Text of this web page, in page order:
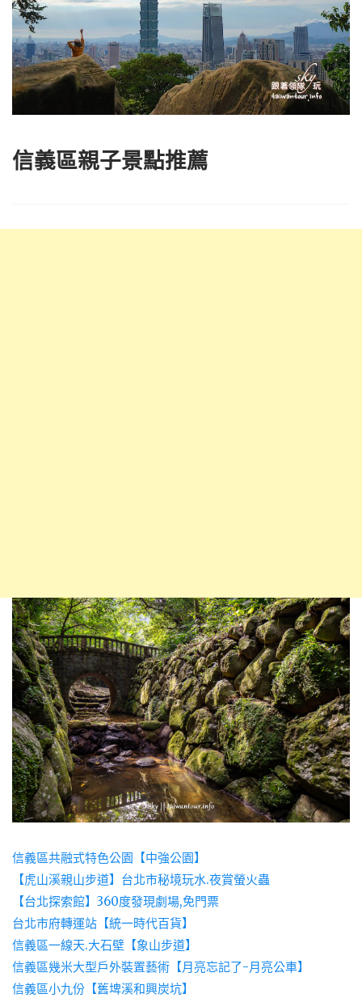
信義區親子景點推薦
信義區共融式特色公園【中強公園】
【虎山溪親山步道】台北市秘境玩水.夜賞螢火蟲
【台北探索館】360度發現劇場,免門票
台北市府轉運站【統一時代百貨】
信義區一線天.大石壁【象山步道】
信義區幾米大型戶外裝置藝術【月亮忘記了-月亮公車】
信義區小九份【舊埤溪和興炭坑】